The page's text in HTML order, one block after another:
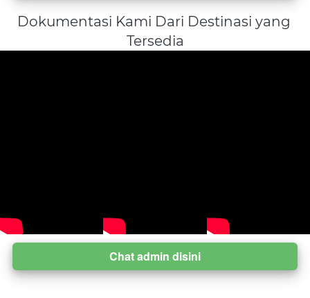
Dokumentasi Kami Dari Destinasi yang
Tersedia
`
Chat admin disini